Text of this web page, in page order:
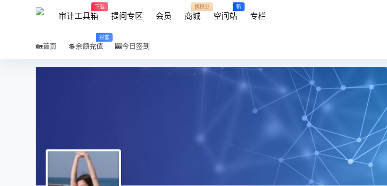
审计工具箱
下载
提问专区 会员 商城
换积分
空间站
新
专栏
🏡首页 💲余额充值
财富
🎰今日签到